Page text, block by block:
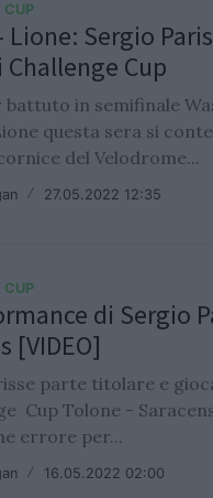
CUP
Lione: Sergio
Cup
battuto in semifinale
questa sera si
del Velodrome...
/ 27.05.2022 12:35
CUP
di Sergio
[VIDEO]
parte titolare e
Cup Tolone -
errore per...
/ 16.05.2022 02:00